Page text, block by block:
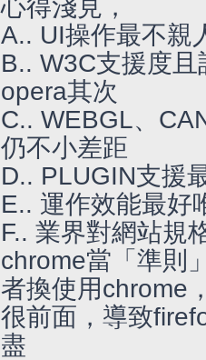
心得淺見，
A.. UI操作最不親
B.. W3C支援度
opera其次
C.. WEBGL、
仍不小差距
D.. PLUGIN支援
E.. 運作效能最好
F.. 業界對網站規
chrome當「準則
者換使用chrome
很前面，導致
盡